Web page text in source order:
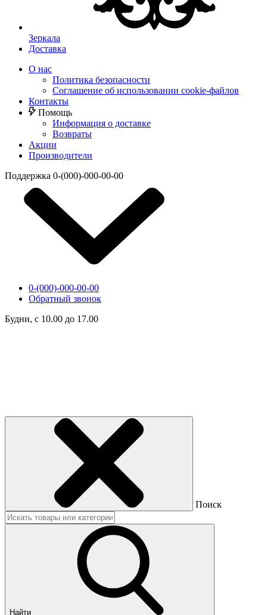
Зеркала
Доставка
О нас
Политика безопасности
Соглашение об использовании cookie-файлов
Контакты
Помощь
Информация о доставке
Возвраты
Акции
Производители
Поддержка 0-(000)-000-00-00
0-(000)-000-00-00
Обратный звонок
Будни, с 10.00 до 17.00
Поиск
Найти